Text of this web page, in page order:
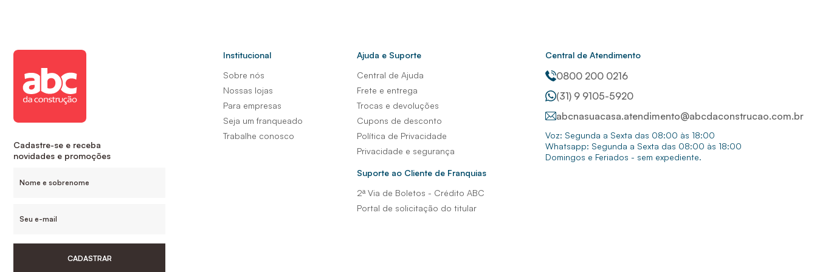
Cadastre-se e receba
novidades e promoções
CADASTRAR
Institucional
Sobre nós
Nossas lojas
Para empresas
Seja um franqueado
Trabalhe conosco
Ajuda e Suporte
Central de Ajuda
Frete e entrega
Trocas e devoluções
Cupons de desconto
Política de Privacidade
Privacidade e segurança
Suporte ao Cliente de Franquias
2ª Via de Boletos - Crédito ABC
Portal de solicitação do titular
Central de Atendimento
0800 200 0216
(31) 9 9105-5920
abcnasuacasa.atendimento@abcdaconstrucao.com.br
Voz: Segunda a Sexta das 08:00 às 18:00
Whatsapp: Segunda a Sexta das 08:00 às 18:00
Domingos e Feriados - sem expediente.